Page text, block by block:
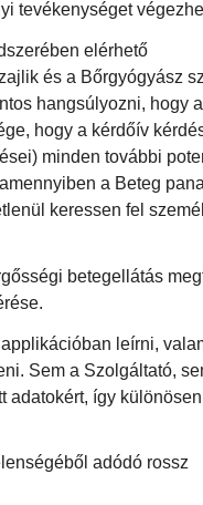
tevékenységet
elérhető
és a Bőrgyógyász
hangsúlyozni, hogy
hogy a kérdőív
minden további
a Beteg
keressen fel
betegellátás
leírni,
Sem a Szolgáltató,
adatokért, így
adódó rossz